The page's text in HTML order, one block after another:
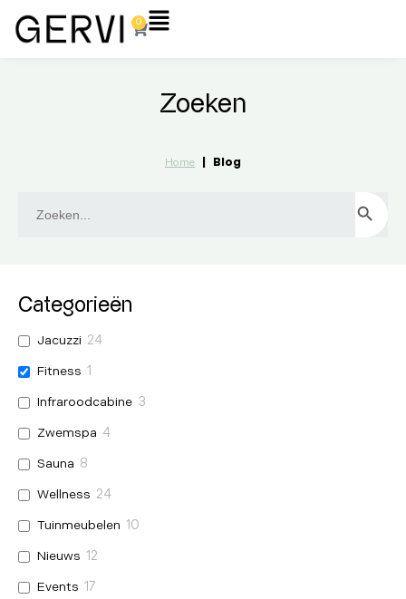
naar
0
Winkelwagen
Flyout
Zoeken
Home | Blog
naar:
Categorieën
Jacuzzi 24
Fitness 1
Infraroodcabine 3
Zwemspa 4
Sauna 8
Wellness 24
Tuinmeubelen 10
Nieuws 12
Events 17